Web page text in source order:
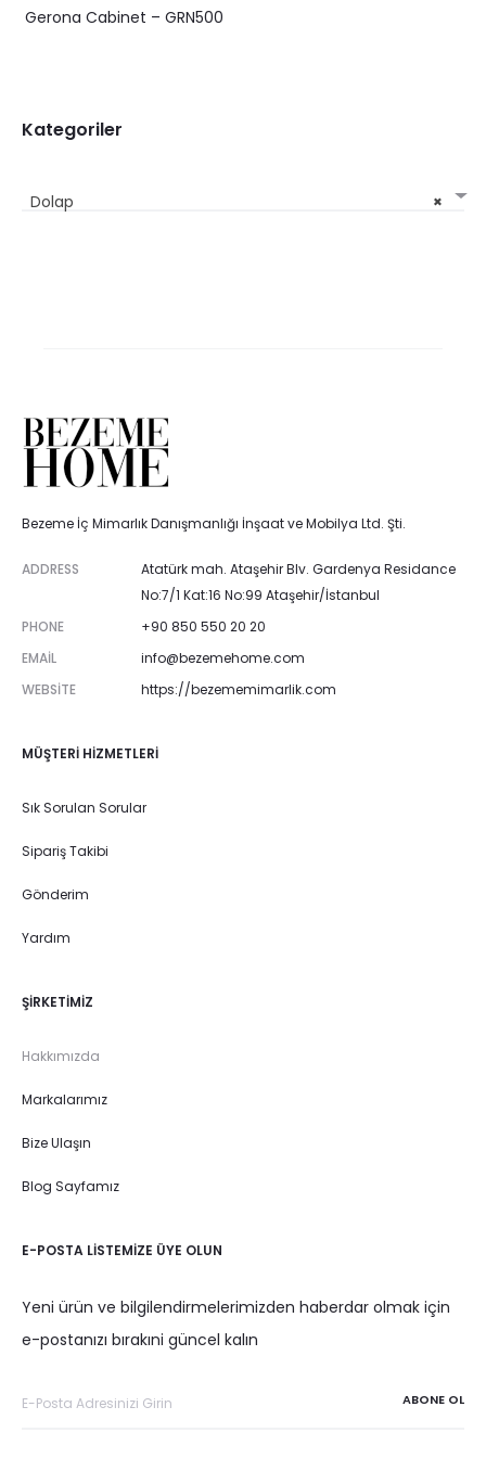
Gerona Cabinet – GRN500
Kategoriler
×
Dolap
Bezeme İç Mimarlık Danışmanlığı İnşaat ve Mobilya Ltd. Şti.
ADDRESS
Atatürk mah. Ataşehir Blv. Gardenya Residance
No:7/1 Kat:16 No:99 Ataşehir/İstanbul
PHONE
+90 850 550 20 20
EMAIL
info@bezemehome.com
WEBSITE
https://bezememimarlik.com
MÜŞTERI HIZMETLERI
Sık Sorulan Sorular
Sipariş Takibi
Gönderim
Yardım
ŞIRKETIMIZ
Hakkımızda
Markalarımız
Bize Ulaşın
Blog Sayfamız
E-POSTA LISTEMIZE ÜYE OLUN
Yeni ürün ve bilgilendirmelerimizden haberdar olmak için
e-postanızı bırakıni güncel kalın